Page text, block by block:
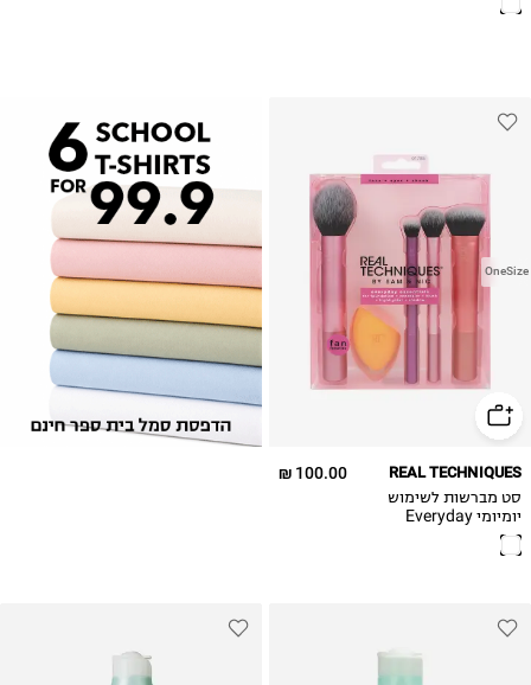
OneSize
100.00 ₪ REAL TECHNIQUES
סט מברשות לשימוש
יומיומי Everyday
Essentials